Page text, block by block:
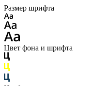
Размер шрифта
Цвет фона и шрифта